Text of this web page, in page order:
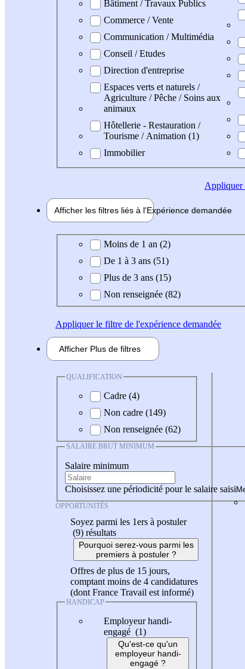
Bâtiment / Travaux Publics
Commerce / Vente
Communication / Multimédia
Conseil / Etudes
Direction d'entreprise
Espaces verts et naturels /
Agriculture / Pêche / Soins aux
animaux
Hôtellerie - Restauration /
Tourisme / Animation (1)
Immobilier
Appliquer
Afficher les filtres liés à l'Expérience demandée
Expérience demandée
Moins de 1 an (2)
De 1 à 3 ans (51)
Plus de 3 ans (15)
Non renseignée (82)
Appliquerle filtre de l'expérience demandée
Afficher Plus de filtres
QUALIFICATION
Cadre (4)
Non cadre (149)
Non renseignée (62)
SALAIRE BRUT MINIMUM
Salaire minimum
Choisissez une périodicité pour le salaire saisi
OPPORTUNITÉS
Soyez parmi les 1ers à postuler
(9) résultats
Pourquoi serez-vous parmi les
premiers à postuler ?
Offres de plus de 15 jours,
comptant moins de 4 candidatures
(dont France Travail est informé)
HANDICAP
Employeur handi-
engagé (1)
Qu'est-ce qu'un
employeur handi-
engagé ?